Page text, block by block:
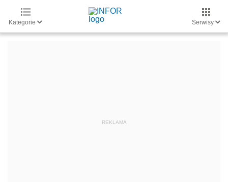
Kategorie Serwisy